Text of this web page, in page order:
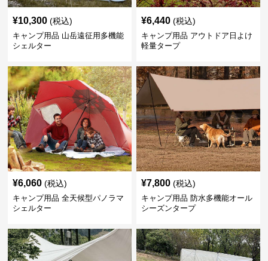
¥10,300 (税込)
キャンプ用品 山岳遠征用多機能
シェルター
¥6,440 (税込)
キャンプ用品 アウトドア日よけ
軽量タープ
¥6,060 (税込)
キャンプ用品 全天候型パノラマ
シェルター
¥7,800 (税込)
キャンプ用品 防水多機能オール
シーズンタープ